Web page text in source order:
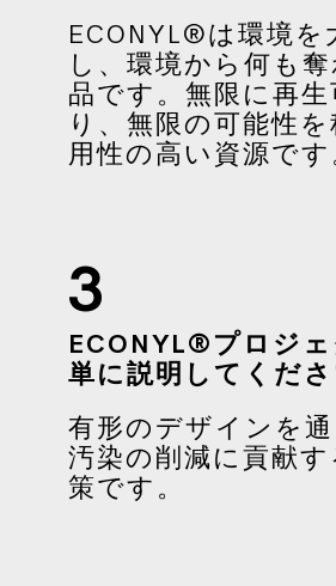
ECONYL®は環境を
し、環境から何も
品です。無限に再生
り、無限の可能性
用性の高い資源です
3
ECONYL®プロジ
単に説明してくださ
有形のデザインを
汚染の削減に貢献
策です。